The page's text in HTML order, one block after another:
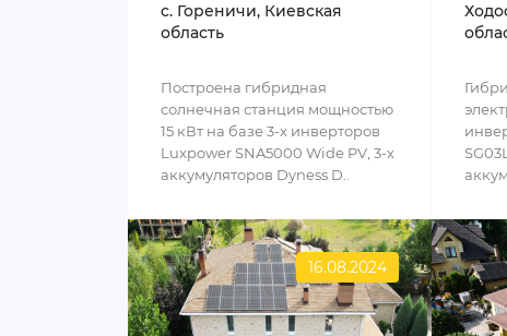
c. Гореничи, Киевская
область
Построена гибридная
солнечная станция мощностью
15 кВт на базе 3-х инверторов
Luxpower SNA5000 Wide PV, 3-х
аккумуляторов Dyness D..
16.08.2024